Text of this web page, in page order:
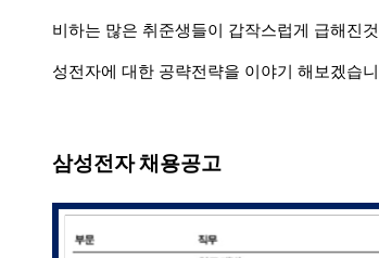
비하는 많은 취준생들이 갑작스럽게 급해진
성전자에 대한 공략전략을 이야기 해보겠습
삼성전자 채용공고